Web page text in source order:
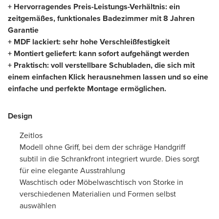
+ Hervorragendes Preis-Leistungs-Verhältnis: ein
zeitgemäßes, funktionales Badezimmer mit 8 Jahren
Garantie
+ MDF lackiert: sehr hohe Verschleißfestigkeit
+ Montiert geliefert: kann sofort aufgehängt werden
+ Praktisch: voll verstellbare Schubladen, die sich mit
einem einfachen Klick herausnehmen lassen und so eine
einfache und perfekte Montage ermöglichen.
Design
Zeitlos
Modell ohne Griff, bei dem der schräge Handgriff
subtil in die Schrankfront integriert wurde. Dies sorgt
für eine elegante Ausstrahlung
Waschtisch oder Möbelwaschtisch von Storke in
verschiedenen Materialien und Formen selbst
auswählen